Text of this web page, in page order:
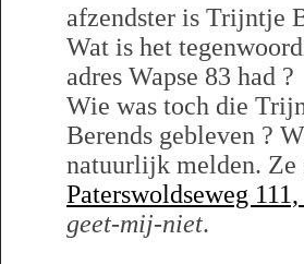
afzendster is Trijntje
Wat is het
adres Wapse 83 had ?
Wie was toch die
Berends gebleven ?
natuurlijk melden. Ze
Paterswoldseweg
geet-mij-niet.